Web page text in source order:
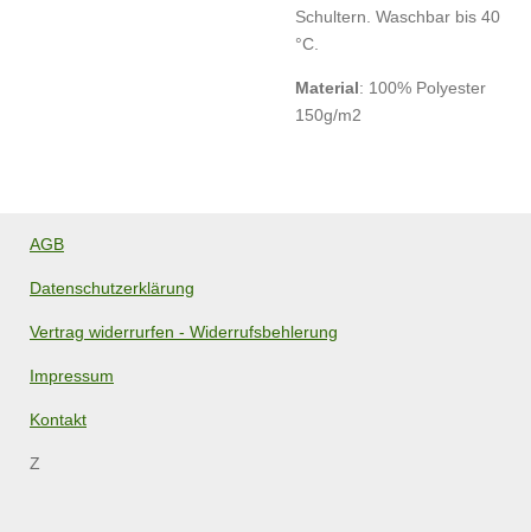
Schultern. Waschbar bis 40
°C.
Material: 100% Polyester
150g/m2
AGB
Datenschutzerklärung
Vertrag widerrurfen - Widerrufsbehlerung
Impressum
Kontakt
Z